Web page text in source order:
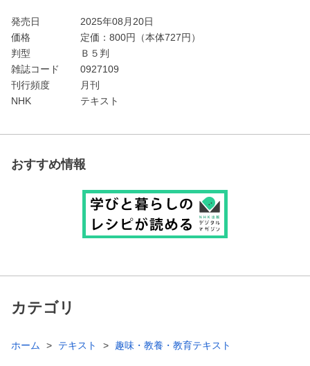
発売日
2025年08月20日
価格
定価： 800円（本体727円）
判型
Ｂ５判
雑誌コード
0927109
刊行頻度
月刊
NHK
テキスト
おすすめ情報
カテゴリ
ホーム テキスト 趣味・教養・教育テキスト